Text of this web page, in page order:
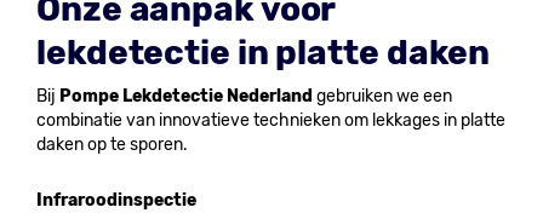
Onze aanpak voor
lekdetectie in platte daken
Bij Pompe Lekdetectie Nederland gebruiken we een
combinatie van innovatieve technieken om lekkages in platte
daken op te sporen.
Infraroodinspectie